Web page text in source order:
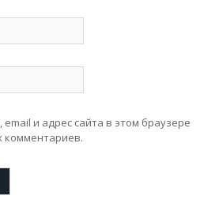
и адрес сайта в этом браузере
комментариев.